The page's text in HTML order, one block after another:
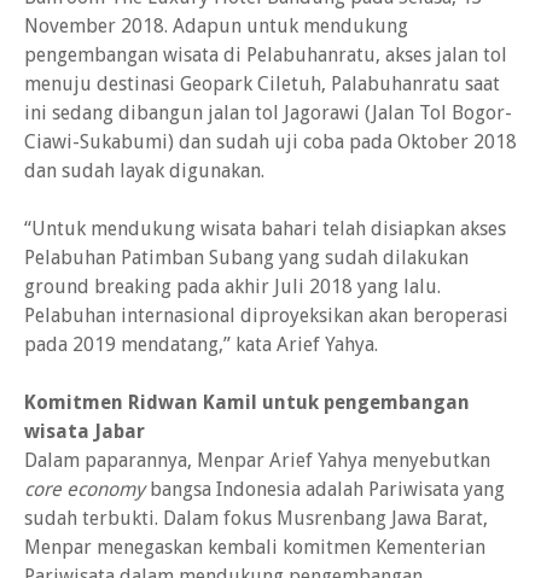
November 2018. Adapun untuk mendukung
pengembangan wisata di Pelabuhanratu, akses jalan tol
menuju destinasi Geopark Ciletuh, Palabuhanratu saat
ini sedang dibangun jalan tol Jagorawi (Jalan Tol Bogor-
Ciawi-Sukabumi) dan sudah uji coba pada Oktober 2018
dan sudah layak digunakan.
“Untuk mendukung wisata bahari telah disiapkan akses
Pelabuhan Patimban Subang yang sudah dilakukan
ground breaking pada akhir Juli 2018 yang lalu.
Pelabuhan internasional diproyeksikan akan beroperasi
pada 2019 mendatang,” kata Arief Yahya.
Komitmen Ridwan Kamil untuk pengembangan
wisata Jabar
Dalam paparannya, Menpar Arief Yahya menyebutkan
core economybangsa Indonesia adalah Pariwisata yang
sudah terbukti. Dalam fokus Musrenbang Jawa Barat,
Menpar menegaskan kembali komitmen Kementerian